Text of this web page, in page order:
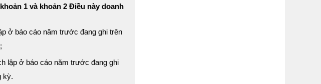
1 và khoản 2 Điều này doanh
ở báo cáo năm trước đang ghi trên
lập ở báo cáo năm trước đang ghi
kỳ.